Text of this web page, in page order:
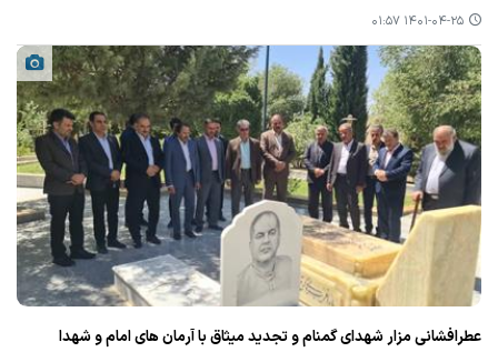
۱۴۰۱-۰۴-۲۵ ۰۱:۵۷
عطرافشانی مزار شهدای گمنام و تجدید میثاق با آرمان های امام و شهدا